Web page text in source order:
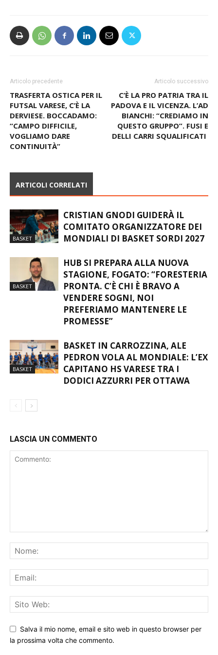
Articolo precedente
TRASFERTA OSTICA PER IL
FUTSAL VARESE, C’È LA
DERVIESE. BOCCADAMO:
“CAMPO DIFFICILE,
VOGLIAMO DARE
CONTINUITÀ”
Articolo successivo
C’È LA PRO PATRIA TRA IL
PADOVA E IL VICENZA. L’AD
BIANCHI: “CREDIAMO IN
QUESTO GRUPPO”. FUSI E
DELLI CARRI SQUALIFICATI
ARTICOLI CORRELATI
BASKET
CRISTIAN GNODI GUIDERÀ IL
COMITATO ORGANIZZATORE DEI
MONDIALI DI BASKET SORDI 2027
BASKET
HUB SI PREPARA ALLA NUOVA
STAGIONE, FOGATO: “FORESTERIA
PRONTA. C’È CHI È BRAVO A
VENDERE SOGNI, NOI
PREFERIAMO MANTENERE LE
PROMESSE”
BASKET
BASKET IN CARROZZINA, ALE
PEDRON VOLA AL MONDIALE: L’EX
CAPITANO HS VARESE TRA I
DODICI AZZURRI PER OTTAWA
LASCIA UN COMMENTO
Salva il mio nome, email e sito web in questo browser per
la prossima volta che commento.